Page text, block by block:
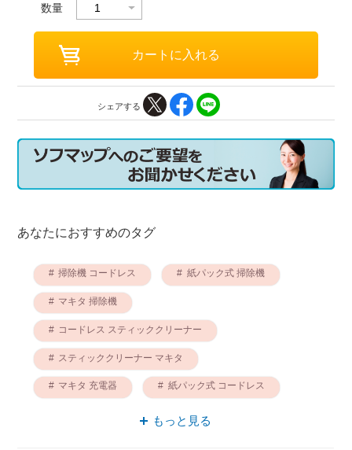
数量
シェアする
あなたにおすすめのタグ
掃除機 コードレス 紙パック式 掃除機
マキタ 掃除機
コードレス スティッククリーナー
スティッククリーナー マキタ
マキタ 充電器 紙パック式 コードレス
マキタ コードレス
もっと見る